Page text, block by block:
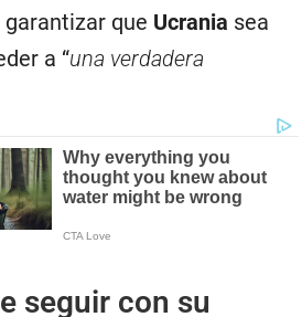
que Ucrania sea
a “una verdadera
seguir con su